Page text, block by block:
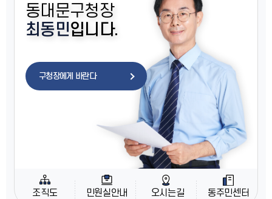
동대문구청장
최동민입니다.
구청장에게 바란다
조직도 민원실안내 오시는길 동주민센터